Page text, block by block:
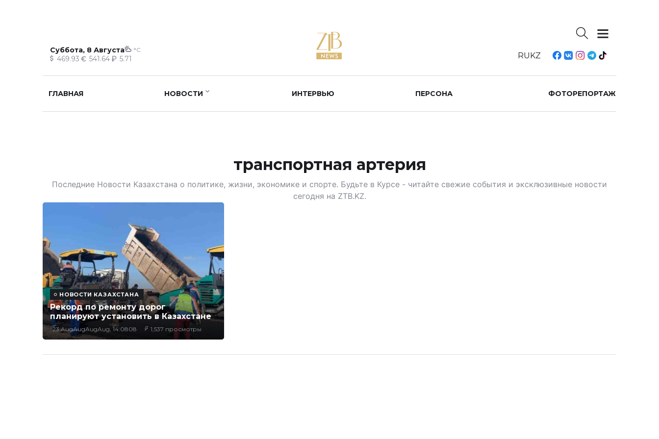
Суббота, 8 Августа °C
469.93 541.64 5.71 RUKZ
ГЛАВНАЯ НОВОСТИ ИНТЕРВЬЮ ПЕРСОНА ФОТОРЕПОРТАЖ
транспортная артерия
Последние Новости Казахстана о политике, жизни, экономике и спорте. Будьте в Курсе - читайте свежие события и эксклюзивные новости
сегодня на ZTB.KZ.
НОВОСТИ КАЗАХСТАНА
Рекорд по ремонту дорог
планируют установить в Казахстане
23 AugAugAugAug, 14:0808 1,537 просмотры